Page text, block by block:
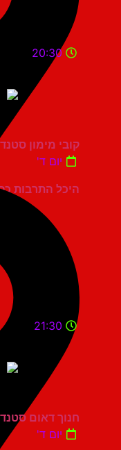
היכל התרבות כפר סבא
20:30
קובי מימון סטנדאפ
יום ד'
21:30
חנוך דאום סטנדאפ
יום ד'